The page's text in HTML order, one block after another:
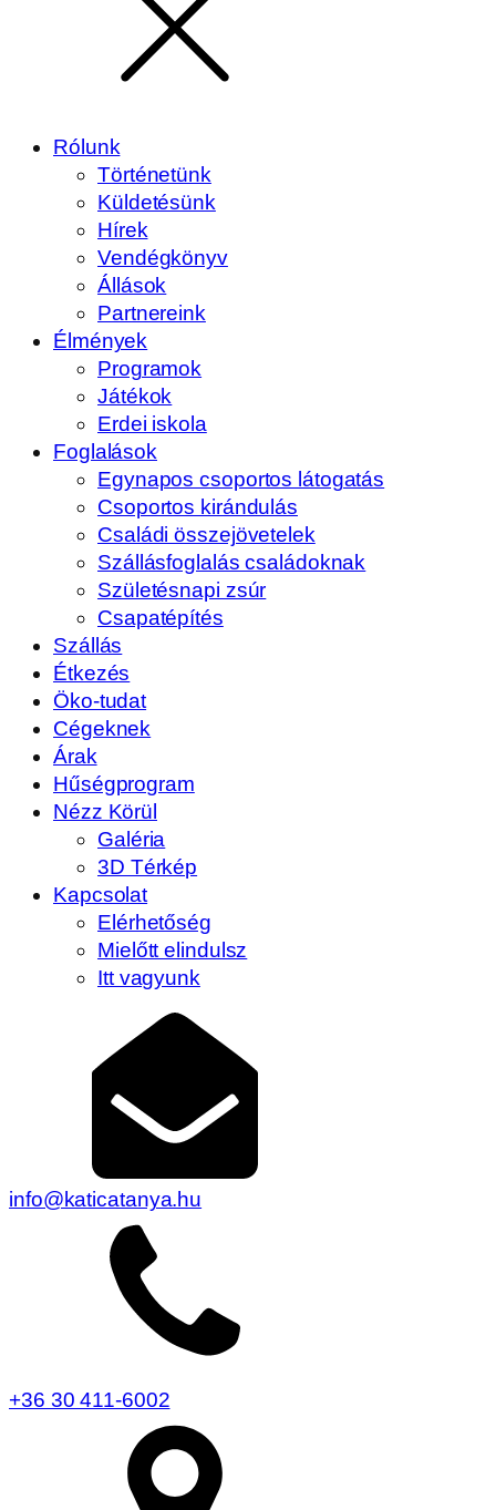
Rólunk
Történetünk
Küldetésünk
Hírek
Vendégkönyv
Állások
Partnereink
Élmények
Programok
Játékok
Erdei iskola
Foglalások
Egynapos csoportos látogatás
Csoportos kirándulás
Családi összejövetelek
Szállásfoglalás családoknak
Születésnapi zsúr
Csapatépítés
Szállás
Étkezés
Öko-tudat
Cégeknek
Árak
Hűségprogram
Nézz Körül
Galéria
3D Térkép
Kapcsolat
Elérhetőség
Mielőtt elindulsz
Itt vagyunk
info@katicatanya.hu
+36 30 411-6002